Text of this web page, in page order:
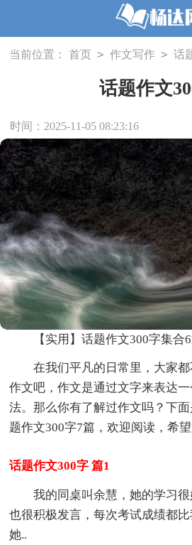
当前位置： 首页 > 作文写作 > 话
话题作文
时间：2025-11-05 08:23:16
【实用】话题作文300字集合
在我们平凡的日常里，大家
作文吧，作文是通过文字来表达
法。那么你有了解过作文吗？下
题作文300字7篇，欢迎阅读，希望
话题作文300字 篇1
我的同桌叫余慧，她的学习
也很积极发言，每次考试成绩都
她..